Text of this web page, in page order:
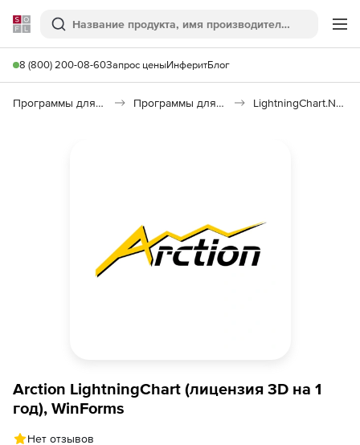
Softline
Поиск
8 (800) 200-08-60Запрос ценыИнферитБлог
Программы для программирования Программы для разработки ПО LightningChart.NET
Arction LightningChart (лицензия 3D на 1
год), WinForms
Нет отзывов